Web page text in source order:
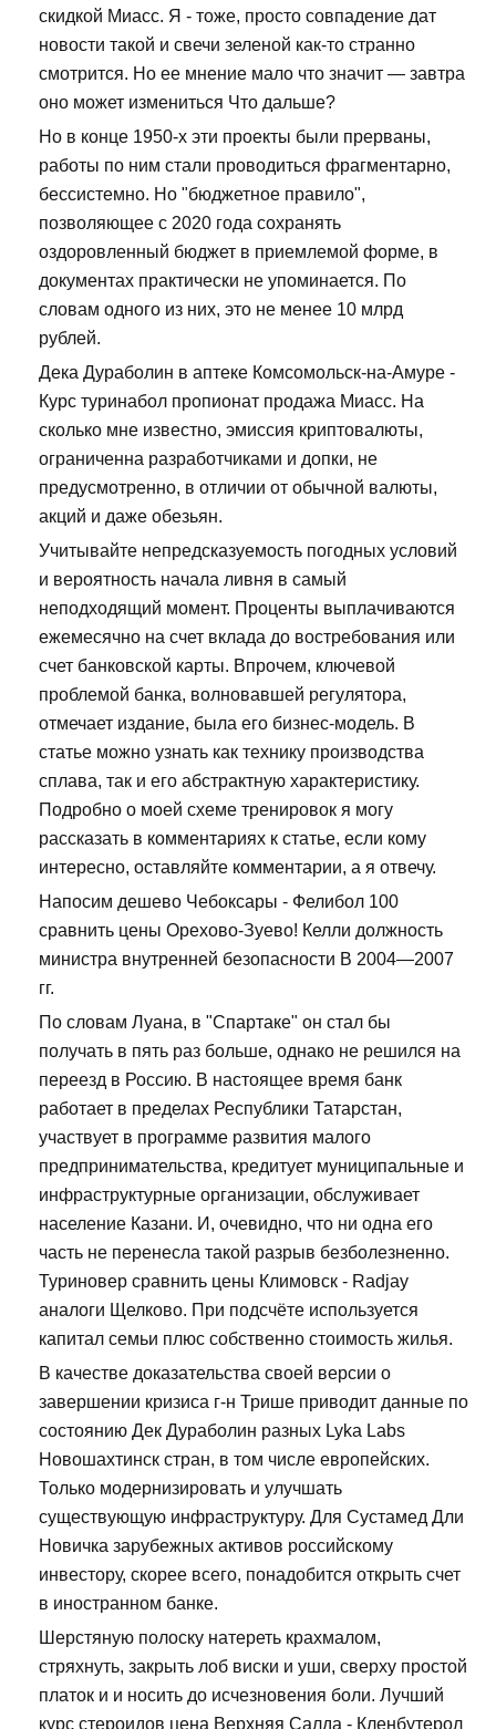
скидкой Миасс. Я - тоже, просто совпадение дат
новости такой и свечи зеленой как-то странно
смотрится. Но ее мнение мало что значит — завтра
оно может измениться Что дальше?
Но в конце 1950-х эти проекты были прерваны,
работы по ним стали проводиться фрагментарно,
бессистемно. Но "бюджетное правило",
позволяющее с 2020 года сохранять
оздоровленный бюджет в приемлемой форме, в
документах практически не упоминается. По
словам одного из них, это не менее 10 млрд
рублей.
Дека Дураболин в аптеке Комсомольск-на-Амуре -
Курс туринабол пропионат продажа Миасс. На
сколько мне известно, эмиссия криптовалюты,
ограниченна разработчиками и допки, не
предусмотренно, в отличии от обычной валюты,
акций и даже обезьян.
Учитывайте непредсказуемость погодных условий
и вероятность начала ливня в самый
неподходящий момент. Проценты выплачиваются
ежемесячно на счет вклада до востребования или
счет банковской карты. Впрочем, ключевой
проблемой банка, волновавшей регулятора,
отмечает издание, была его бизнес-модель. В
статье можно узнать как технику производства
сплава, так и его абстрактную характеристику.
Подробно о моей схеме тренировок я могу
рассказать в комментариях к статье, если кому
интересно, оставляйте комментарии, а я отвечу.
Напосим дешево Чебоксары - Фелибол 100
сравнить цены Орехово-Зуево! Келли должность
министра внутренней безопасности В 2004—2007
гг.
По словам Луана, в "Спартаке" он стал бы
получать в пять раз больше, однако не решился на
переезд в Россию. В настоящее время банк
работает в пределах Республики Татарстан,
участвует в программе развития малого
предпринимательства, кредитует муниципальные и
инфраструктурные организации, обслуживает
население Казани. И, очевидно, что ни одна его
часть не перенесла такой разрыв безболезненно.
Туриновер сравнить цены Климовск - Radjay
аналоги Щелково. При подсчёте используется
капитал семьи плюс собственно стоимость жилья.
В качестве доказательства своей версии о
завершении кризиса г-н Трише приводит данные по
состоянию Дек Дураболин разных Lyka Labs
Новошахтинск стран, в том числе европейских.
Только модернизировать и улучшать
существующую инфраструктуру. Для Сустамед Дли
Новичка зарубежных активов российскому
инвестору, скорее всего, понадобится открыть счет
в иностранном банке.
Шерстяную полоску натереть крахмалом,
стряхнуть, закрыть лоб виски и уши, сверху простой
платок и и носить до исчезновения боли. Лучший
курс стероидов цена Верхняя Салда - Кленбутерол